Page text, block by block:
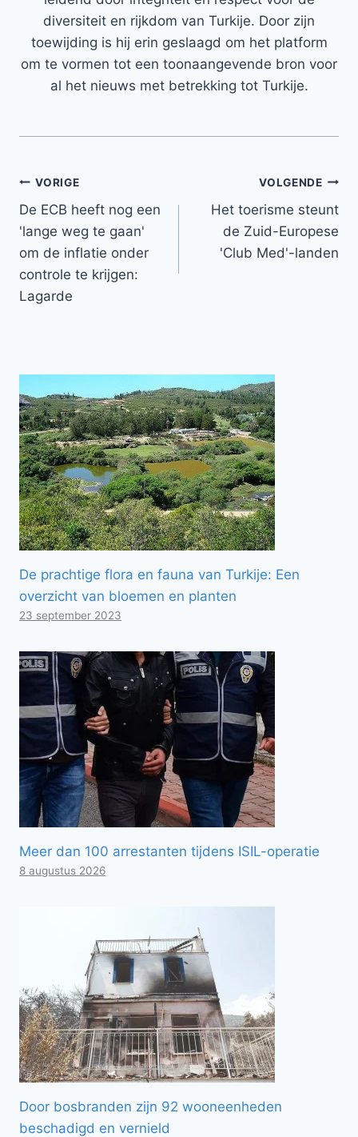
diversiteit en rijkdom van Turkije. Door zijn
toewijding is hij erin geslaagd om het platform
om te vormen tot een toonaangevende bron voor
al het nieuws met betrekking tot Turkije.
Bericht
navigatie
VORIGE
De ECB heeft nog een
'lange weg te gaan'
om de inflatie onder
controle te krijgen:
Lagarde
VOLGENDE
Het toerisme steunt
de Zuid-Europese
'Club Med'-landen
De prachtige flora en fauna van Turkije: Een
overzicht van bloemen en planten
23 september 2023
Meer dan 100 arrestanten tijdens ISIL-operatie
8 augustus 2026
Door bosbranden zijn 92 wooneenheden
beschadigd en vernield